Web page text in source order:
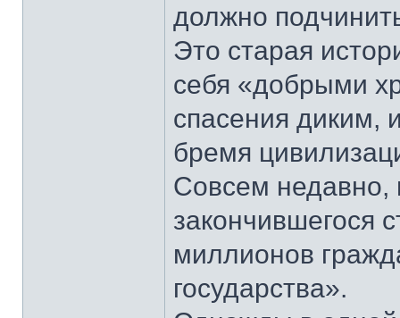
должно
Это старая
себя «добрыми
спасения
бремя
Совсем недавно,
закончившегося
миллионов
государства».